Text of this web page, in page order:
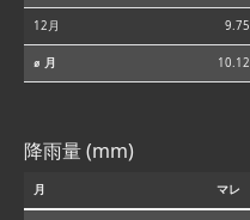
12月 9.75
⌀ 月 10.12
降雨量 (mm)
月 マレ